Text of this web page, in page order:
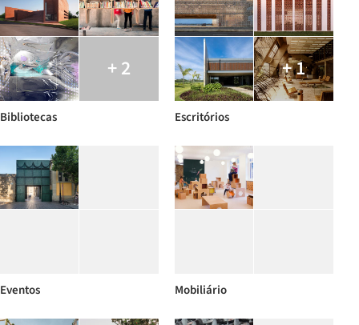
+ 2
Bibliotecas
+ 1
Escritórios
Eventos Mobiliário